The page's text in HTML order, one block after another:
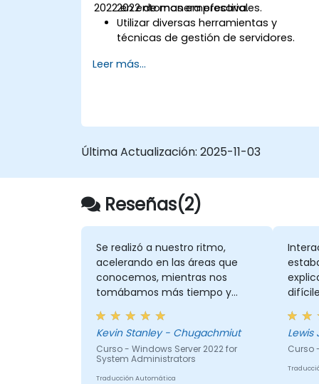
2022 en entornos empresariales.
2022 de manera efectiva.
Utilizar diversas herramientas y
técnicas de gestión de servidores.
los parámetros de seguridad del
los recursos.
Leer más...
Última Actualización: 2025-11-03
Reseñas(2)
Se realizó a nuestro ritmo,
acelerando en las áreas que
conocemos, mientras nos
tomábamos más tiempo y
proporcionábamos más
información donde lo
necesitábamos.
Kevin Stanley - Chugachmiut
Curso - Windows Server 2022 for
System Administrators
Traducción Automática
fue
Lewis
Curso